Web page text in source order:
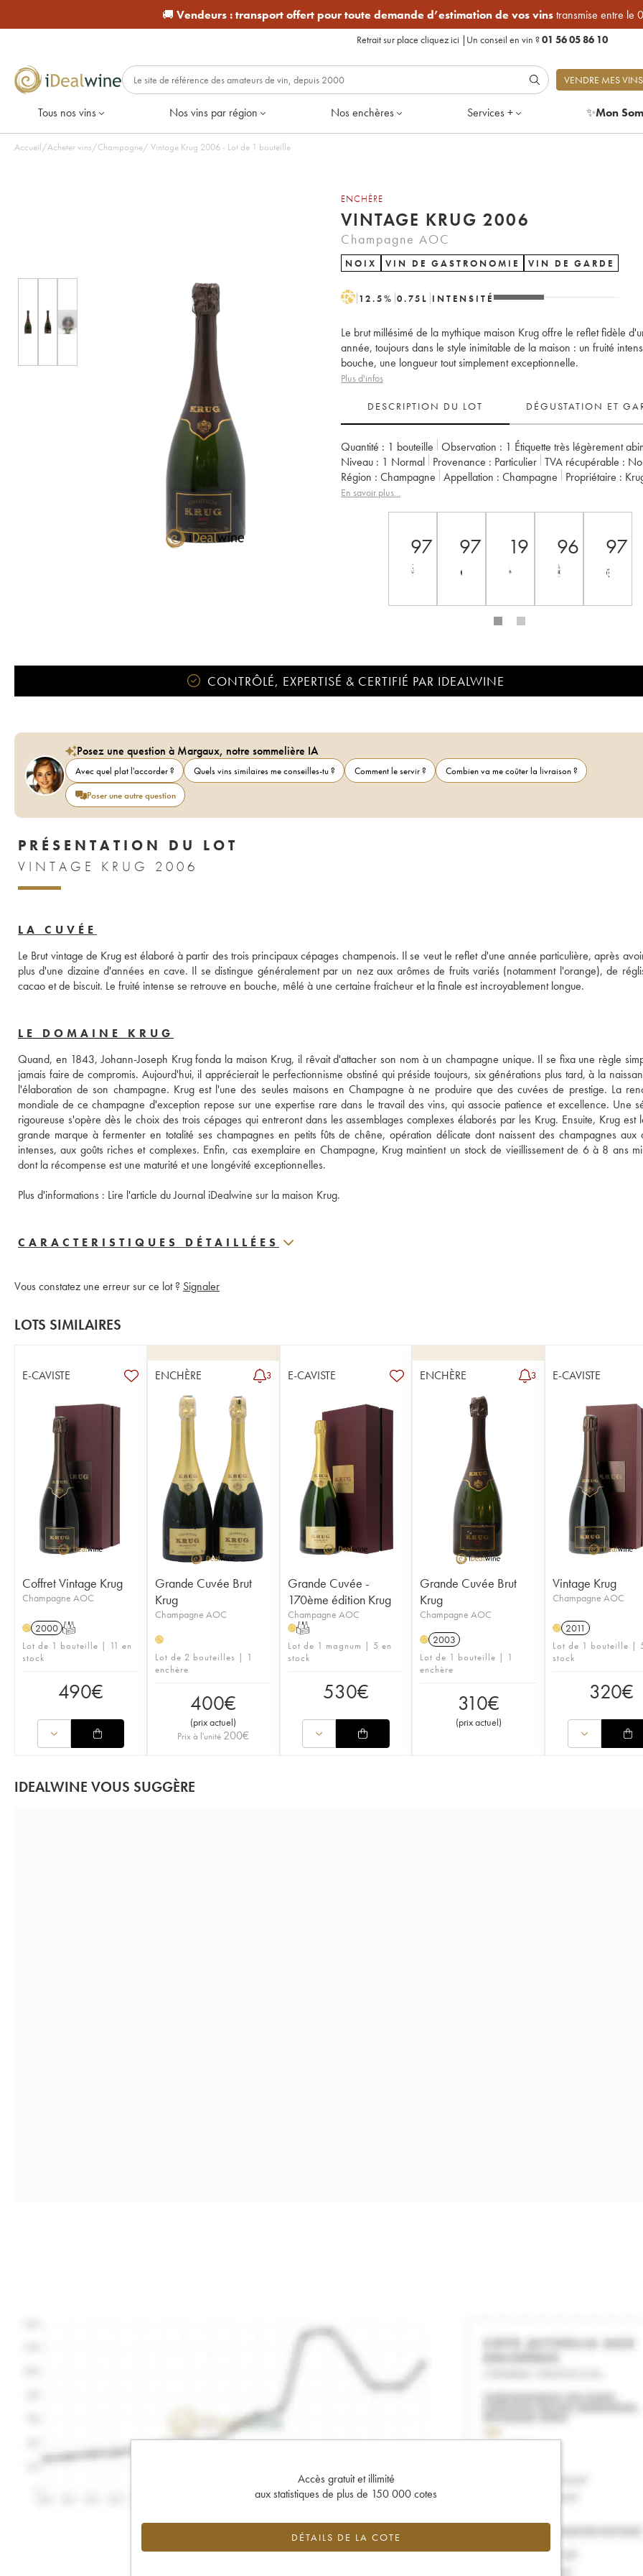
🚚 Vendeurs :transport offert pour toute demande d’estimation de vos vinstransmise entre le
Retrait sur place cliquez ici | Un conseil en vin ?01 56 05 86 10
VENDRE MES VINS
Tous nos vins Nos vins par région Nos enchères Services + ✨Mon
Accueil/Acheter vins/Champagne/ Vintage Krug 2006 - Lot de 1 bouteille
ENCHÈRE
VINTAGE KRUG 2006
Champagne AOC
NOIX VIN DE GASTRONOMIE VIN DE GARDE
H 12.5% 0.75 L INTENSITÉ
Le brut millésimé de la mythique maison Krug offre le reflet fidèle
année, toujours dans le style inimitable de la maison : un fruité
bouche, une longueur tout simplement exceptionnelle.
Plus d'infos
DESCRIPTION DU LOT DÉGUSTATION ET
Quantité : 1 bouteille Observation : 1 Étiquette très légèrement
Niveau : 1 Normal Provenance : particulier TVA récupérable :
Région :
Champagne Appellation : Champagne Propriétaire :
En savoir plus...
97 97 19 96 97
CONTRÔLÉ, EXPERTISÉ & CERTIFIÉ PAR IDEALWINE
Posez une question à Margaux, notre sommelière IA
Avec quel plat l'accorder ? Quels vins similaires me conseilles-tu ? Comment le servir ?
Combien va me coûter la livraison ?
Poser une autre question
PRÉSENTATION DU LOT
VINTAGE KRUG 2006
LA CUVÉE
Le Brut vintage de Krug est élaboré à partir des trois principaux cépages champenois. Il se veut le reflet d'une année particulière, après
plus d'une dizaine d'années en cave. Il se distingue généralement par un nez aux arômes de fruits variés (notamment l'orange), de
cacao et de biscuit. Le fruité intense se retrouve en bouche, mêlé à une certaine fraîcheur et la finale est incroyablement longue.
LE DOMAINE KRUG
Quand, en 1843, Johann-Joseph Krug fonda la maison Krug, il rêvait d'attacher son nom à un champagne unique. Il se fixa une règle
jamais faire de compromis. Aujourd'hui, il apprécierait le perfectionnisme obstiné qui préside toujours, six générations plus tard, à la
l'élaboration de son champagne. Krug est l'une des seules maisons en Champagne à ne produire que des cuvées de prestige. La
mondiale de ce champagne d'exception repose sur une expertise rare dans le travail des vins, qui associe patience et excellence. Une
rigoureuse s'opère dès le choix des trois cépages qui entreront dans les assemblages complexes élaborés par les Krug. Ensuite, Krug est
grande marque à fermenter en totalité ses champagnes en petits fûts de chêne, opération délicate dont naissent des champagnes aux
intenses, aux goûts riches et complexes. Enfin, cas exemplaire en Champagne, Krug maintient un stock de vieillissement de 6 à 8 ans
dont la récompense est une maturité et une longévité exceptionnelles.
Plus d'informations : Lire l'article du Journal iDealwine sur la maison Krug.
CARACTERISTIQUES DÉTAILLÉES
Vous constatez une erreur sur ce lot ? Signaler
LOTS SIMILAIRES
E-CAVISTE
Coffret Vintage Krug
Champagne AOC
H 2000 T
Lot de 1 bouteille | 11 en
stock
490€
ENCHÈRE 3
Grande Cuvée Brut
Krug
Champagne AOC
H
Lot de 2 bouteilles | 1
enchère
400€
(prix actuel)
Prix à l'unité 200€
E-CAVISTE
Grande Cuvée -
170ème édition Krug
Champagne AOC
HT
Lot de 1 magnum | 5 en
stock
530€
ENCHÈRE 3
Grande Cuvée Brut
Krug
Champagne AOC
H 2003
Lot de 1 bouteille | 1
enchère
310€
(prix actuel)
E-CAVISTE
Vintage Krug
Champagne AOC
H 2011
Lot de 1 bouteille |
stock
320€
IDEALWINE VOUS SUGGÈRE
Accès gratuit et illimité
aux statistiques de plus de 150 000 cotes
DÉTAILS DE LA COTE